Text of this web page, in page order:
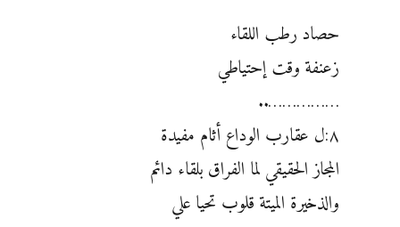
حصاد رطب اللقاء
زعنفة وقت إحتياطي
……………..
٨:ل عقارب الوداع أثام مفيدة
المجاز الحقيقي لما الفراق بلقاء دائم
والذخيرة الميتة قلوب تحيا علي